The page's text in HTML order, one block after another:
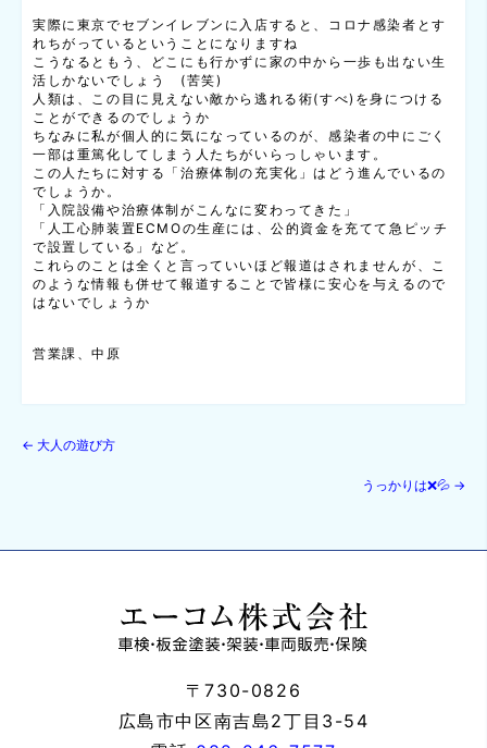
実際に東京でセブンイレブンに入店すると、コロナ感染者とす
れちがっているということになりますね
こうなるともう、どこにも行かずに家の中から一歩も出ない生
活しかないでしょう (苦笑)
人類は、この目に見えない敵から逃れる術(すべ)を身につける
ことができるのでしょうか
ちなみに私が個人的に気になっているのが、感染者の中にごく
一部は重篤化してしまう人たちがいらっしゃいます。
この人たちに対する「治療体制の充実化」はどう進んでいるの
でしょうか。
「入院設備や治療体制がこんなに変わってきた」
「人工心肺装置ECMOの生産には、公的資金を充てて急ピッチ
で設置している」など。
これらのことは全くと言っていいほど報道はされませんが、こ
のような情報も併せて報道することで皆様に安心を与えるので
はないでしょうか
営業課、中原
← 大人の遊び方
うっかりは❌💦 →
〒730-0826
広島市中区南吉島2丁目3-54